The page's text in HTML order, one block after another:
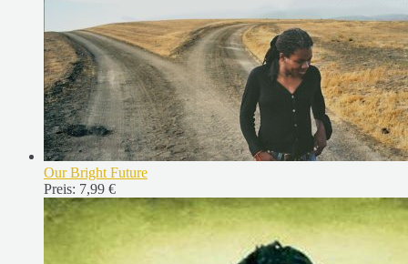
Our Bright Future
Preis: 7,99 €